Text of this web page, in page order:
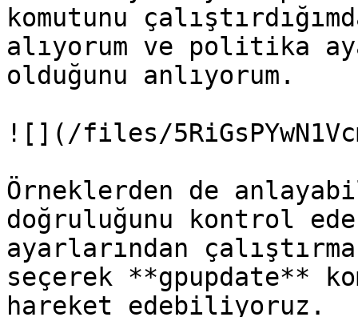
komutunu
alıyorum ve politika
olduğunu anlıyorum.
![](/files/
Örneklerden de
doğruluğunu kontrol
ayarlarından
seçerek **gpupdate**